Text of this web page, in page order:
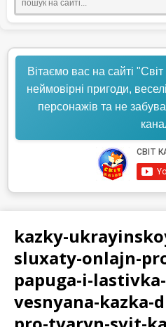
Вітаємо вас на сайті
неймовірні пригоди,
персонажів та не
kazky-
sluxaty-onlajn-
papuga-i-
vesnyana-kazka-